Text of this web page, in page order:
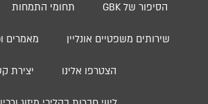
הסיפור של GBK תחומי התמחות
שירותים משפטיים אונליין מאמרים
הצטרפו אלינו יצירת